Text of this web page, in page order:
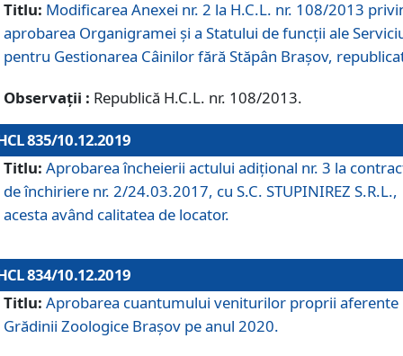
Titlu: Modificarea Anexei nr. 2 la H.C.L. nr. 108/2013
aprobarea Organigramei şi a Statului de funcții ale
pentru Gestionarea Câinilor fără Stăpân Brașov,
Observații : Republică H.C.L. nr. 108/2013.
835/10.12.2019
Titlu: Aprobarea încheierii actului adițional nr. 3 la
de închiriere nr. 2/24.03.2017, cu S.C. STUPINIREZ S.R.L.,
acesta având calitatea de locator.
834/10.12.2019
Titlu: Aprobarea cuantumului veniturilor proprii aferente
Grădinii Zoologice Braşov pe anul 2020.